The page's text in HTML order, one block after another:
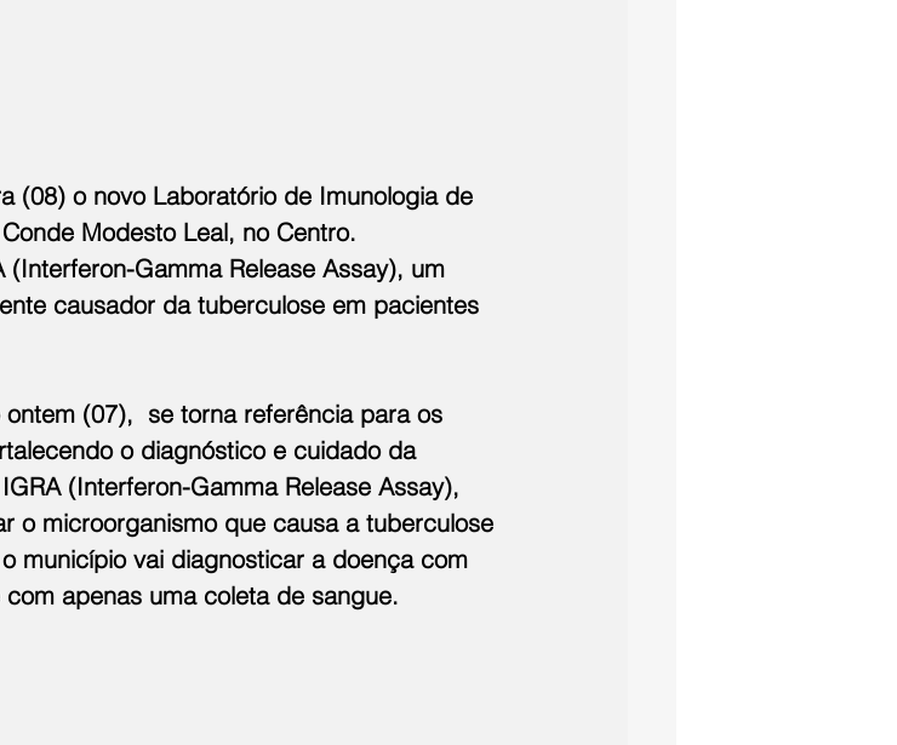
(08) o novo Laboratório de Imunologia de
Modesto Leal, no Centro.
Gamma Release Assay), um
causador da tuberculose em pacientes
(07),  se torna referência para os
o diagnóstico e cuidado da
(Interferon-Gamma Release Assay),
o microorganismo que causa a tuberculose
município vai diagnosticar a doença com
apenas uma coleta de sangue.